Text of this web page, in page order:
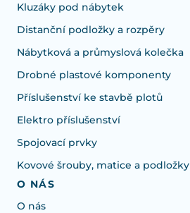
Kluzáky pod nábytek
Distanční podložky a rozpěry
Nábytková a průmyslová kolečka
Drobné plastové komponenty
Příslušenství ke stavbě plotů
Elektro příslušenství
Spojovací prvky
Kovové šrouby, matice a podložky
O NÁS
O nás